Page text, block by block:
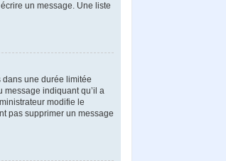
un message. Une liste
dans une durée limitée
message indiquant qu’il a
modifie le
pas supprimer un message